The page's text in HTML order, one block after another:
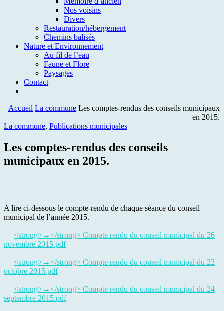
Nos voisins
Divers
Restauration/hébergement
Chemins balisés
Nature et Environnement
Au fil de l’eau
Faune et Flore
Paysages
Contact
Accueil La commune Les comptes-rendus des conseils municipaux
en 2015.
La commune, Publications municipales
Les comptes-rendus des conseils
municipaux en 2015.
A lire ci-dessous le compte-rendu de chaque séance du conseil
municipal de l’année 2015.
<strong>→</strong> Compte rendu du conseil municipal du 26
novembre 2015.pdf
<strong>→</strong> Compte rendu du conseil municipal du 22
octobre 2015.pdf
<strong>→</strong> Compte rendu du conseil municipal du 24
septembre 2015.pdf